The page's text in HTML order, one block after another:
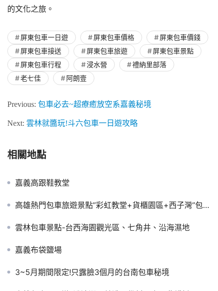
的文化之旅。
屏東包車一日遊 屏東包車價格
屏東包車價錢
屏東包車接送
屏東包車旅遊
屏東包車景點
屏東包車行程
浸水營
禮納里部落
老七佳
阿朗壹
Previous: 包車必去~超療癒放空系嘉義秘境
Next: 雲林就醬玩!斗六包車一日遊攻略
相關地點
嘉義高跟鞋教堂
高雄熱門包車旅遊景點”彩虹教堂+貨櫃園區+西子灣”包車一日遊
雲林包車景點-台西海園觀光區、七角井、沿海濕地
嘉義布袋鹽場
3~5月期間限定!只露臉3個月的台南包車秘境